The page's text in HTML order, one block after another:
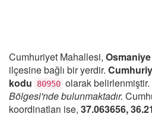
Cumhuriyet Mahallesi, Osmaniye
ilçesine bağlı bir yerdir.
kodu
80950 olarak
Bölgesi'nde bulunmaktadır.
koordinatları ise, 37.063656,